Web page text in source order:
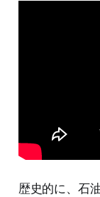
歴史的に、石